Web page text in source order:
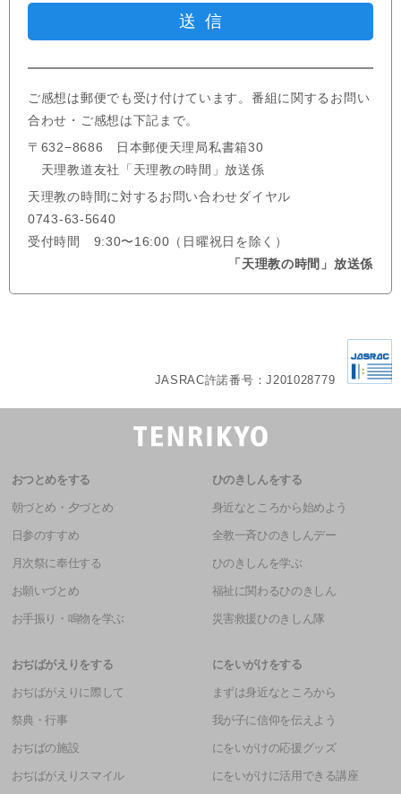
ご感想は郵便でも受け付けています。番組に関するお問い
合わせ・ご感想は下記まで。
〒632−8686 日本郵便天理局私書箱30
天理教道友社「天理教の時間」放送係
天理教の時間に対するお問い合わせダイヤル
0743-63-5640
受付時間 9:30〜16:00（日曜祝日を除く）
「天理教の時間」放送係
JASRAC許諾番号：J201028779
おつとめをする
朝づとめ・夕づとめ
日参のすすめ
月次祭に奉仕する
お願いづとめ
お手振り・鳴物を学ぶ
ひのきしんをする
身近なところから始めよう
全教一斉ひのきしんデー
ひのきしんを学ぶ
福祉に関わるひのきしん
災害救援ひのきしん隊
おぢばがえりをする
おぢばがえりに際して
祭典・行事
おぢばの施設
おぢばがえりスマイル
にをいがけをする
まずは身近なところから
我が子に信仰を伝えよう
にをいがけの応援グッズ
にをいがけに活用できる講座